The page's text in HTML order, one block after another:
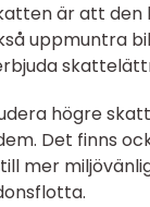
är att
uppmuntra
högre
Det finns
mer